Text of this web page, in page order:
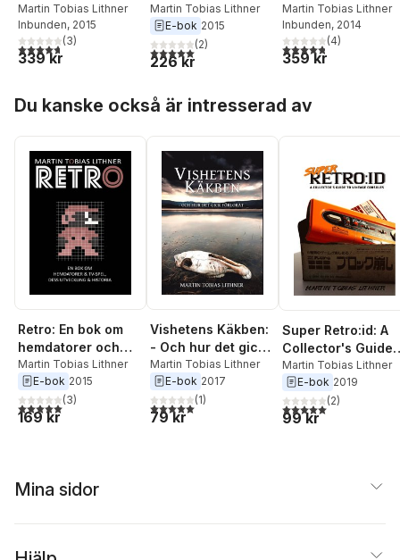
Martin Tobias Lithner
Inbunden, 2015
4,7utav 5 stjärnor. Totalt antal röster:
(3)
339 kr
Martin Tobias Lithner
E-bok 2015
5,0utav 5 stjärnor. Totalt antal röster:
(2)
226 kr
andra dikter
Martin Tobias Lithner
Inbunden, 2014
4,8utav 5 stjärnor.
(4)
359 kr
Du kanske också är intresserad av
Retro: En bok om
hemdatorer och
TV-spel, dess
utveckling och
historia
Martin Tobias Lithner
E-bok 2015
5,0utav 5 stjärnor. Totalt antal röster:
(3)
169 kr
Vishetens Käkben:
- Och hur det gick
förlorat
Martin Tobias Lithner
E-bok 2017
5,0utav 5 stjärnor. Totalt antal röster:
(1)
79 kr
Super Retro:id: A
Collector's Guide
to Vintage
Consoles
Martin Tobias Lithner
E-bok 2019
5,0utav 5 stjärnor.
(2)
99 kr
Mina sidor